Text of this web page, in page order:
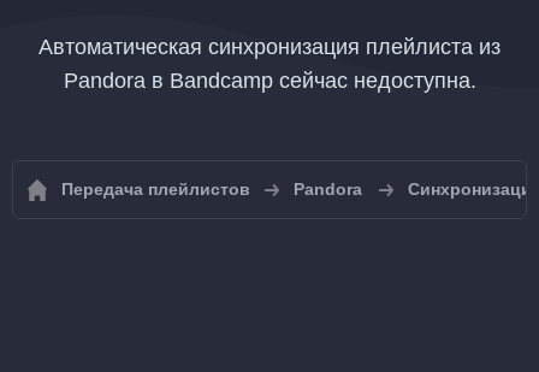
Автоматическая синхронизация плейлиста из
Pandora в Bandcamp сейчас недоступна.
Передача плейлистов Pandora